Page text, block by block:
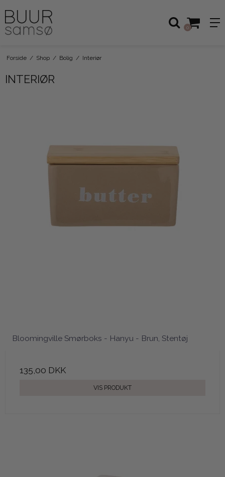
0
Forside / Shop / Bolig / Interiør
INTERIØR
Bloomingville Smørboks - Hanyu - Brun, Stentøj
135,00 DKK
VIS PRODUKT